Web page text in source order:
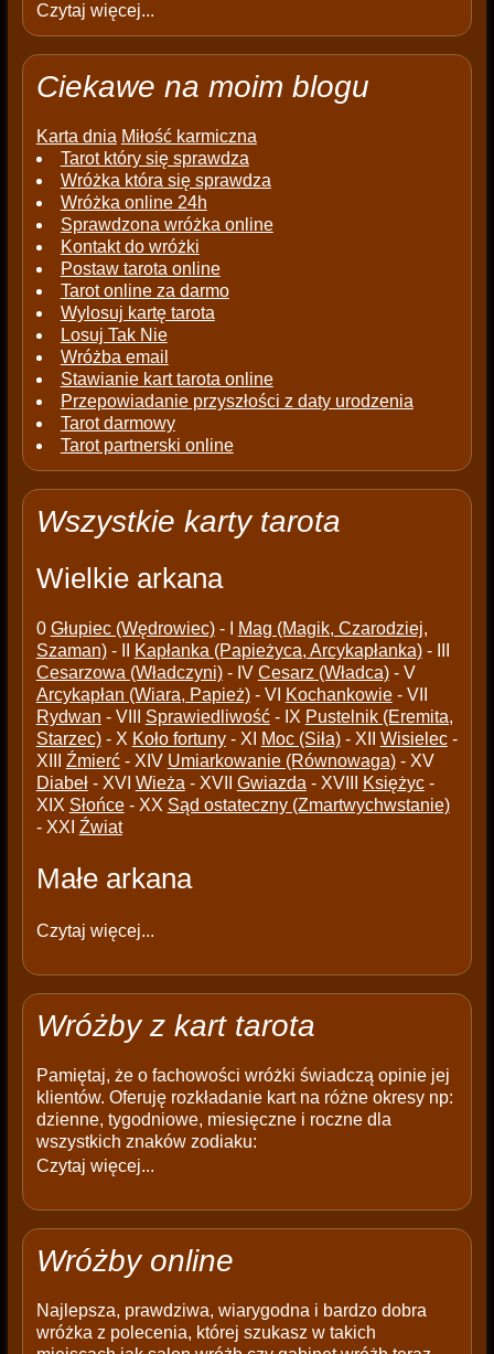
Czytaj więcej...
Ciekawe na moim blogu
Karta dnia Miłość karmiczna
Tarot który się sprawdza
Wróżka która się sprawdza
Wróżka online 24h
Sprawdzona wróżka online
Kontakt do wróżki
Postaw tarota online
Tarot online za darmo
Wylosuj kartę tarota
Losuj Tak Nie
Wróżba email
Stawianie kart tarota online
Przepowiadanie przyszłości z daty urodzenia
Tarot darmowy
Tarot partnerski online
Wszystkie karty tarota
Wielkie arkana
0 Głupiec (Wędrowiec)- I
Mag (Magik, Czarodziej,
Szaman)- II Kapłanka (Papieżyca, Arcykapłanka)- III
Cesarzowa (Władczyni)- IV Cesarz (Władca)- V
Arcykapłan (Wiara, Papież)- VI Kochankowie- VII
Rydwan - VIII Sprawiedliwość- IX Pustelnik (Eremita,
Starzec)- X Koło fortuny- XI Moc (Siła)- XII Wisielec-
XIII Źmierć- XIV Umiarkowanie (Równowaga)- XV
Diabeł- XVI Wieża - XVII Gwiazda - XVIII Księżyc-
XIX Słońce- XX Sąd ostateczny (Zmartwychwstanie)
- XXI Źwiat
Małe arkana
Czytaj więcej...
Wróżby z kart tarota
Pamiętaj, że o fachowości wróżki świadczą opinie jej
klientów. Oferuję rozkładanie kart na różne okresy np:
dzienne, tygodniowe, miesięczne i roczne dla
wszystkich znaków zodiaku:
Czytaj więcej...
Wróżby online
Najlepsza, prawdziwa, wiarygodna i bardzo dobra
wróżka z polecenia, której szukasz w takich